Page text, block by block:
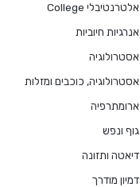
אלטרנטיבלי College
אנרגיות חיוביות
אסטרולוגיה
אסטרולוגיה, כוכבים ומזלות
ארומתרפיה
גוף ונפש
דיאטה ותזונה
דמיון מודרך